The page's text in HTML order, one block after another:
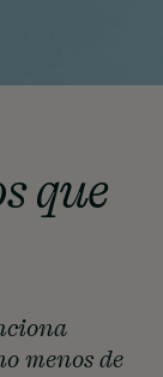
que
menos de